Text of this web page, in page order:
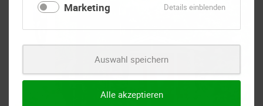
Marketing Details einblendenfür
Auswahl speichern
Alle akzeptieren